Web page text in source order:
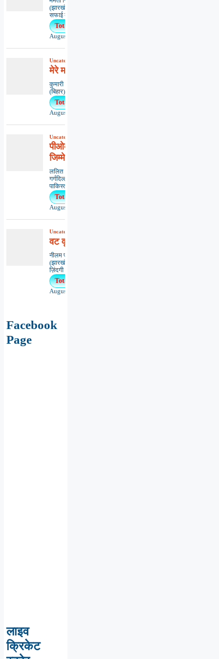
(झारखंड)*************************************
सफाई का कीड़ा...
Total Views : 23
August 7, 2026
Uncategorized
मेरे मन मीत
कुमारी ऋतंभरामुजफ्फरपुर
Total Views : 19
August 5, 2026
Uncategorized
पीओके की पुकार और दुनिया की
जिम्मेदारी
ललित
गर्गदिल्ली*******************************
पाकिस्तान अधिकृत कश्मीर (पीओ...
Total Views : 11
August 3, 2026
Uncategorized
वट वृक्ष ‘मित्रता’
नीलम प्रभा सिन्हाधनबाद
(झारखंड)*********************************
ज़िंदगी का...
Total Views : 11
August 5, 2026
Facebook
Page
लाइव
क्रिकेट